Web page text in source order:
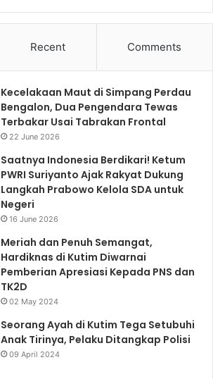
Recent Comments
Kecelakaan Maut di Simpang Perdau
Bengalon, Dua Pengendara Tewas
Terbakar Usai Tabrakan Frontal
22 June 2026
Saatnya Indonesia Berdikari! Ketum
PWRI Suriyanto Ajak Rakyat Dukung
Langkah Prabowo Kelola SDA untuk
Negeri
16 June 2026
Meriah dan Penuh Semangat,
Hardiknas di Kutim Diwarnai
Pemberian Apresiasi Kepada PNS dan
TK2D
02 May 2024
Seorang Ayah di Kutim Tega Setubuhi
Anak Tirinya, Pelaku Ditangkap Polisi
09 April 2024